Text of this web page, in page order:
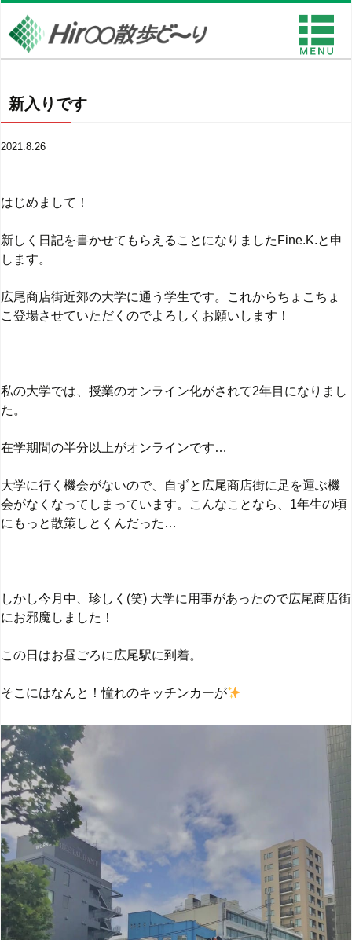
新入りです
2021.8.26
はじめまして！
新しく日記を書かせてもらえることになりましたFine.K.と申
します。
広尾商店街近郊の大学に通う学生です。これからちょこちょ
こ登場させていただくのでよろしくお願いします！
私の大学では、授業のオンライン化がされて2年目になりまし
た。
在学期間の半分以上がオンラインです…
大学に行く機会がないので、自ずと広尾商店街に足を運ぶ機
会がなくなってしまっています。こんなことなら、1年生の頃
にもっと散策しとくんだった…
しかし今月中、珍しく(笑) 大学に用事があったので広尾商店街
にお邪魔しました！
この日はお昼ごろに広尾駅に到着。
そこにはなんと！憧れのキッチンカーが